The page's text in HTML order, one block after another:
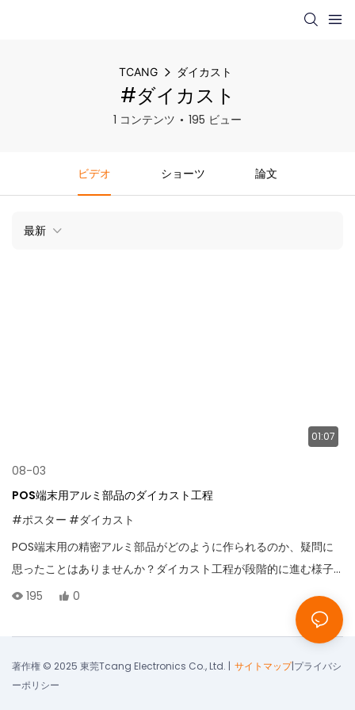
TCANG ダイカスト
#ダイカスト
1 コンテンツ 195 ビュー
ビデオ ショーツ 論文
最新
01:07
08-03
POS端末用アルミ部品のダイカスト工程
#ポスター #ダイカスト
POS端末用の精密アルミ部品がどのように作られるのか、疑問に
思ったことはありませんか？ダイカスト工程が段階的に進む様子
をご覧ください。
195 0
著作権 © 2025 東莞Tcang Electronics Co., Ltd. | サイトマップ|プライバシ
ーポリシー